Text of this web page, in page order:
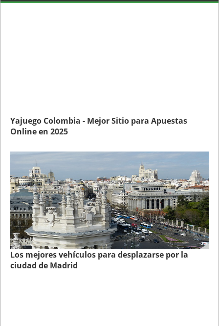
Yajuego Colombia - Mejor Sitio para Apuestas
Online en 2025
Los mejores vehículos para desplazarse por la
ciudad de Madrid